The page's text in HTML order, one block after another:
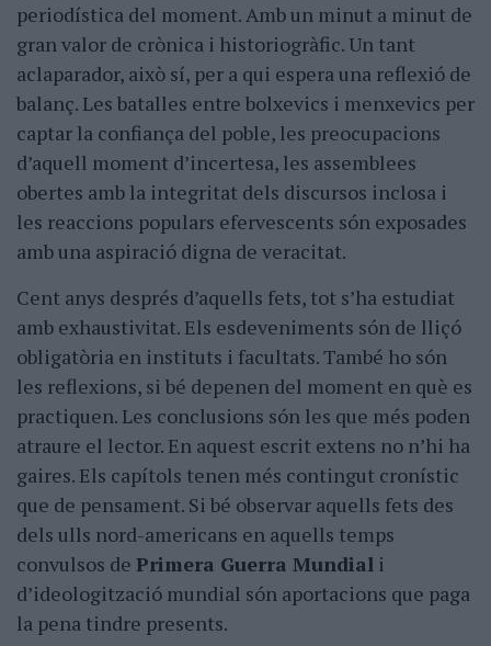
periodística del moment. Amb un minut a minut de
gran valor de crònica i historiogràfic. Un tant
aclaparador, això sí, per a qui espera una reflexió de
balanç. Les batalles entre bolxevics i menxevics per
captar la confiança del poble, les preocupacions
d’aquell moment d’incertesa, les assemblees
obertes amb la integritat dels discursos inclosa i
les reaccions populars efervescents són exposades
amb una aspiració digna de veracitat.
Cent anys després d’aquells fets, tot s’ha estudiat
amb exhaustivitat. Els esdeveniments són de lliçó
obligatòria en instituts i facultats. També ho són
les reflexions, si bé depenen del moment en què es
practiquen. Les conclusions són les que més poden
atraure el lector. En aquest escrit extens no n’hi ha
gaires. Els capítols tenen més contingut cronístic
que de pensament. Si bé observar aquells fets des
dels ulls nord-americans en aquells temps
convulsos de Primera Guerra Mundial i
d’ideologització mundial són aportacions que paga
la pena tindre presents.